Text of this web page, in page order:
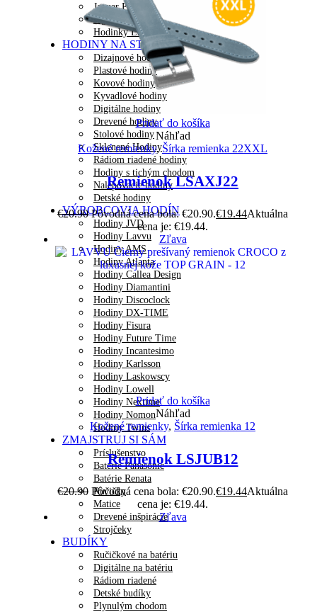
Jaguar Pánske
Jaguar Dámske
Hodinky LAVVU
HODINY NA STENU
Dizajnové hodiny
Plastové hodiny
Kovové hodiny
Kyvadlové hodiny
Digitálne hodiny
Drevené hodiny
Stolové hodiny
Sklenené Hodiny
Rádiom riadené hodiny
Hodiny s tichým chodom
Nalepovacie hodiny
Detské hodiny
VÝROBCOVIA HODÍN
Hodiny JVD
Hodiny Lavvu
Hodiny AMS
Hodiny Atlanta
Hodiny Callea Design
Hodiny Diamantini
Hodiny Discoclock
Hodiny DX-TIME
Hodiny Fisura
Hodiny Future Time
Hodiny Incantesimo
Hodiny Karlsson
Hodiny Laskowscy
Hodiny Lowell
Hodiny Nextime
Hodiny Nomon
Hodiny Twins
ZMAJSTRUJ SI SÁM
Príslušenstvo
Batérie Panasonic
Batérie Renata
Ručičky
Matice
Drevené inšpirácie
Strojčeky
BUDÍKY
Ručičkové na batériu
Digitálne na batériu
Rádiom riadené
Detské budíky
Plynulým chodom
Pridať do košíka
Náhľad
Kožené remienky,Šírka remienka 22XXL
Remienok LSAXJ22
€20.90 Pôvodná cena bola: €20.90.€19.44Aktuálna
cena je: €19.44.
Zľava
Pridať do košíka
Náhľad
Kožené remienky, Šírka remienka 12
Remienok LSJUB12
€20.90 Pôvodná cena bola: €20.90.€19.44Aktuálna
cena je: €19.44.
Zľava